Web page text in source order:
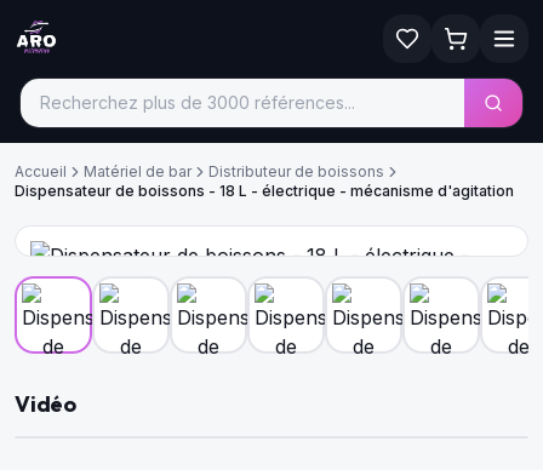
Accueil Matériel de bar
Distributeur de boissons
Dispensateur de boissons - 18 L - électrique - mécanisme d'agitation
Vidéo